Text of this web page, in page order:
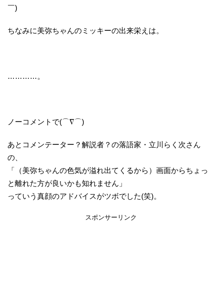
￣)
ちなみに美弥ちゃんのミッキーの出来栄えは。
…………。
ノーコメントで(⌒∇⌒)
あとコメンテーター？解説者？の落語家・立川らく次さん
の、
「（美弥ちゃんの色気が溢れ出てくるから）画面からちょっ
と離れた方が良いかも知れません」
っていう真顔のアドバイスがツボでした(笑)。
スポンサーリンク